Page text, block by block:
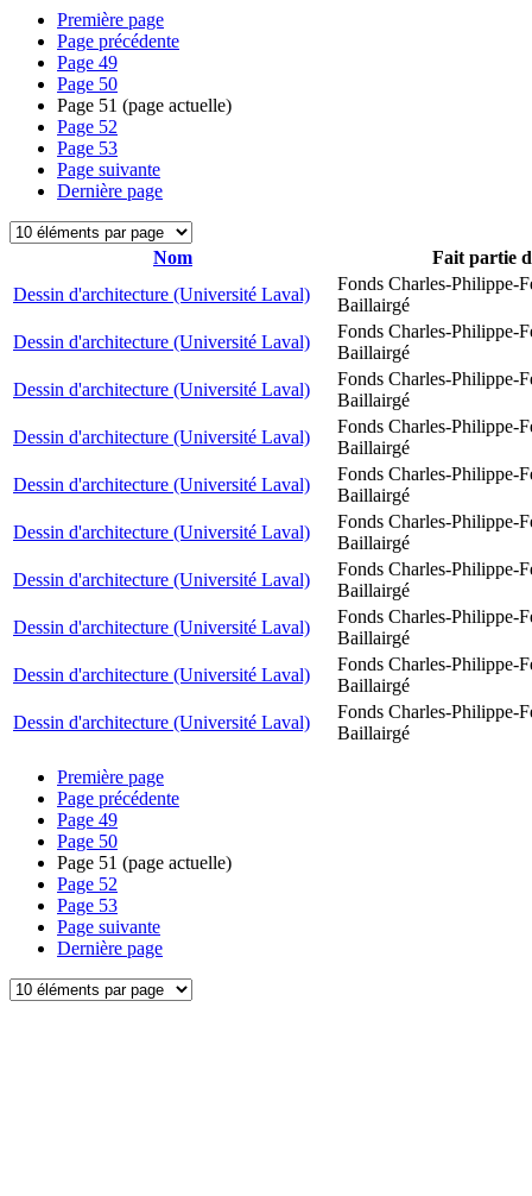
Première page
Page précédente
Page 49
Page 50
Page 51 (page actuelle)
Page 52
Page 53
Page suivante
Dernière page
Nom
Fait partie
Dessin d'architecture (Université Laval)
Fonds Charles-Philippe-
Baillairgé
Dessin d'architecture (Université Laval)
Fonds Charles-Philippe-
Baillairgé
Dessin d'architecture (Université Laval)
Fonds Charles-Philippe-
Baillairgé
Dessin d'architecture (Université Laval)
Fonds Charles-Philippe-
Baillairgé
Dessin d'architecture (Université Laval)
Fonds Charles-Philippe-
Baillairgé
Dessin d'architecture (Université Laval)
Fonds Charles-Philippe-
Baillairgé
Dessin d'architecture (Université Laval)
Fonds Charles-Philippe-
Baillairgé
Dessin d'architecture (Université Laval)
Fonds Charles-Philippe-
Baillairgé
Dessin d'architecture (Université Laval)
Fonds Charles-Philippe-
Baillairgé
Dessin d'architecture (Université Laval)
Fonds Charles-Philippe-
Baillairgé
Première page
Page précédente
Page 49
Page 50
Page 51 (page actuelle)
Page 52
Page 53
Page suivante
Dernière page